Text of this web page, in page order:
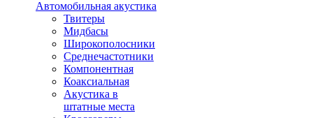
Автомобильная акустика
Твитеры
Мидбасы
Широкополосники
Среднечастотники
Компонентная
Коаксиальная
Акустика в
штатные места